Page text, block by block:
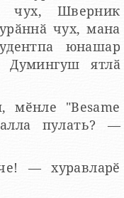
чух, Шверник
чух, мана
юнашар
Думингуш ятлӑ
мӗнле "Besame
пулать? —
— хуравларӗ